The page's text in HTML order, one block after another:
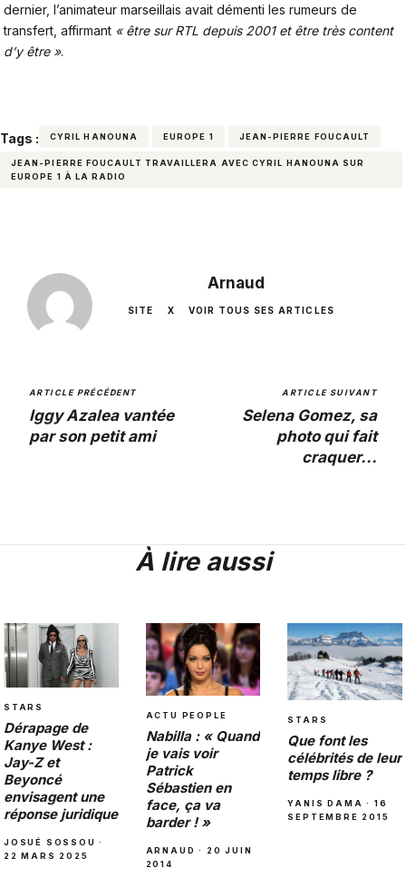
dernier, l’animateur marseillais avait démenti les rumeurs de
transfert, affirmant « être sur RTL depuis 2001 et être très content
d’y être ».
Tags : CYRIL HANOUNA EUROPE 1 JEAN-PIERRE FOUCAULT
JEAN-PIERRE FOUCAULT TRAVAILLERA AVEC CYRIL HANOUNA SUR
EUROPE 1 À LA RADIO
Arnaud
SITE X VOIR TOUS SES ARTICLES
ARTICLE PRÉCÉDENT
Iggy Azalea vantée
par son petit ami
ARTICLE SUIVANT
Selena Gomez, sa
photo qui fait
craquer...
À lire aussi
STARS
Dérapage de
Kanye West :
Jay-Z et
Beyoncé
envisagent une
réponse juridique
JOSUÉ SOSSOU ·
22 MARS 2025
ACTU PEOPLE
Nabilla : « Quand
je vais voir
Patrick
Sébastien en
face, ça va
barder ! »
ARNAUD · 20 JUIN
2014
STARS
Que font les
célébrités de leur
temps libre ?
YANIS DAMA · 16
SEPTEMBRE 2015